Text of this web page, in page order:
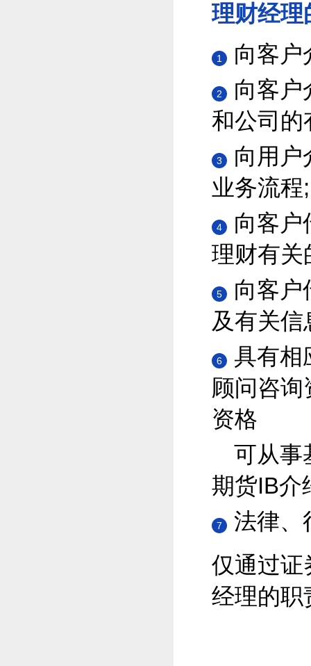
理财经理
1 向客户
2
向客户
和公司的
3
向用户
业务流程;
4
向客户
理财有关
5
向客户
及有关
6
具有相
顾问咨
资格
可从事
期货IB介
7
法律、
仅通过证
经理的职